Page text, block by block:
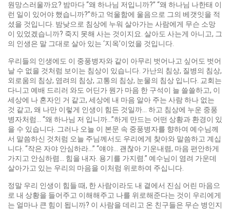
원망스러울까요? 밤마다 “왜 하나님 저입니까?” “왜 하나님 나한태 이
런 일이 있어야 했습니까?”하고 억울함에 울음으로 그의 베갯잇을 적
셨을 것입니다. 밤낮으로 침상에 누워 살아가는 사람에게 무슨 소망
이 있었겠습니까? 죽지 못해 사는 것이지요. 살아도 사는게 아니고, 그
의 인생은 말 그대로 살아 있는 ‘지옥’이었을 것입니다.
우리들의 인생에도 이 중풍병자와 같이 아무리 벗어나고 싶어도 벗어
날 수 없을 것처럼 보이는 침상이 있습니다. 가난의 침상, 질병의 침상,
외로움의 침상, 염려의 침상, 고통의 침상, 눈물의 침상 입니다. 교회는
다니고 예배 드리러 와도 어딘가 뭔가 마음 한 구석이 늘 쓸쓸하고, 이
세상에 나 혼자인 거 같고, 세상에 내 마음 알아 주는 사람 하나 없는
것 같고, 왜 나만 이렇게 인생이 힘든 것일까… 하고 침상에 누운 중풍
병자처럼… “왜 하나님 저 입니까…”하게 만드는 어떤 상황과 환경이 있
을 수 있습니다. 그러나 오늘 이 본문 속 중풍병자를 향하여 예수님께
서 말씀하신 것처럼 오늘 주님께서도 우리에게 찾아와 말씀하고 계십
니다. “작은 자야 안심하라…” “얘야… 괜찮아 기운내렴, 마음 편안하게
가지고 안심하렴… 힘을 내자. 용기를 가지렴.” 예수님이 염려 가운데
살아가고 있는 우리의 마음을 이처럼 위로하여 주십니다.
정말 우리 인생이 힘들 때, 한 사람이라도 내 곁에서 진심 어린 마음으
로 내 상황을 들어주고 이해해주고 나를 위로해준다는 것이 우리에게
는 얼마나 큰 힘이 됩니까? 이 사람을 데리고 온 친구들은 무슨 병인지